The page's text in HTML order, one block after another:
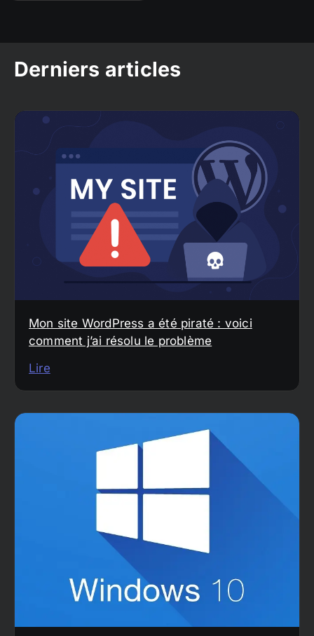
Derniers articles
Mon site WordPress a été piraté : voici
comment j’ai résolu le problème
Lire